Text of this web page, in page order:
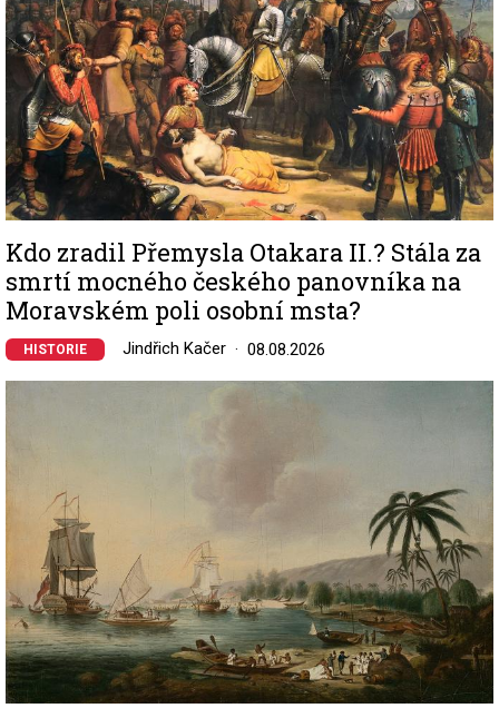
Kdo zradil Přemysla Otakara II.? Stála za
smrtí mocného českého panovníka na
Moravském poli osobní msta?
HISTORIE Jindřich Kačer 08.08.2026